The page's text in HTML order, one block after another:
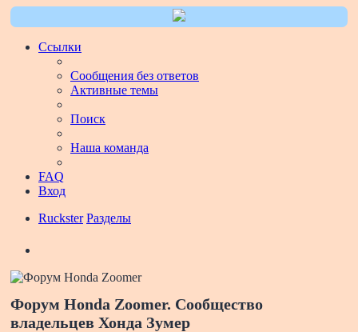
Ссылки
Сообщения без ответов
Активные темы
Поиск
Наша команда
FAQ
Вход
Ruckster Разделы
Форум Honda Zoomer. Сообщество
владельцев Хонда Зумер